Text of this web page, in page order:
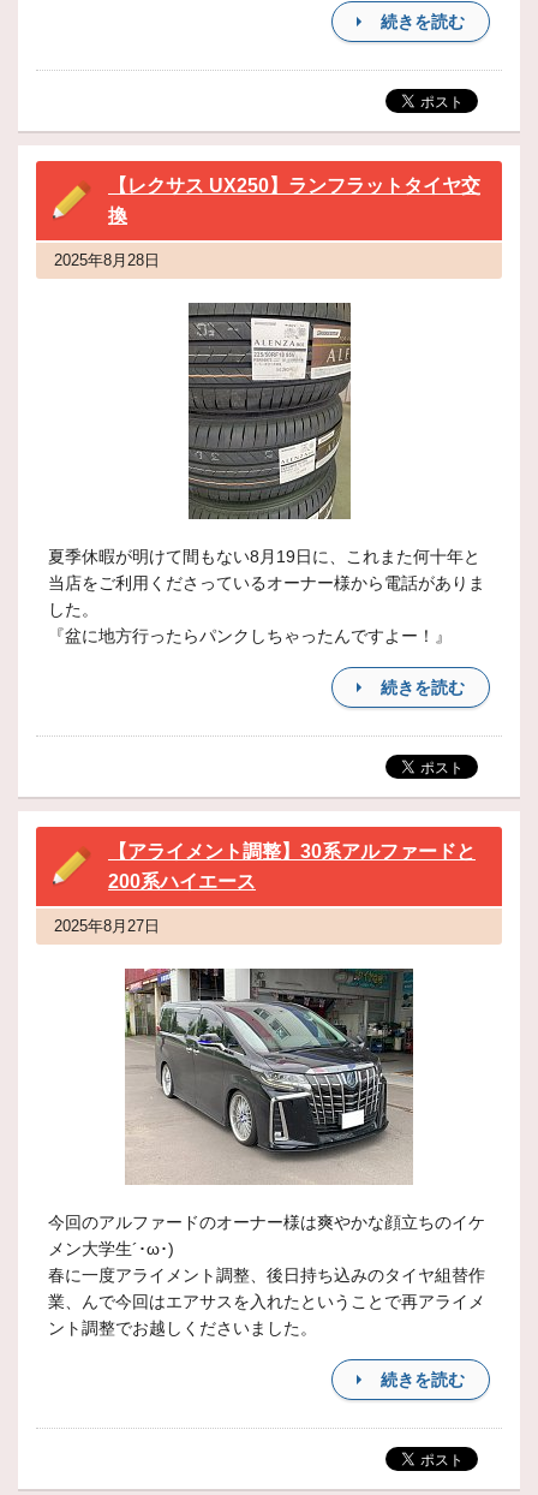
続きを読む
【レクサス UX250】ランフラットタイヤ交
換
2025年8月28日
夏季休暇が明けて間もない8月19日に、これまた何十年と
当店をご利用くださっているオーナー様から電話がありま
した。
『盆に地方行ったらパンクしちゃったんですよー！』
続きを読む
【アライメント調整】30系アルファードと
200系ハイエース
2025年8月27日
今回のアルファードのオーナー様は爽やかな顔立ちのイケ
メン大学生´･ω･)
春に一度アライメント調整、後日持ち込みのタイヤ組替作
業、んで今回はエアサスを入れたということで再アライメ
ント調整でお越しくださいました。
続きを読む